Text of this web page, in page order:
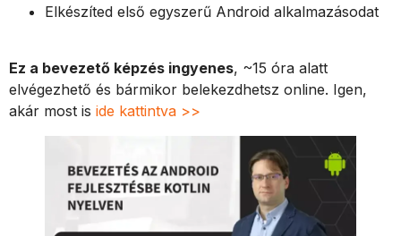
Elkészíted első egyszerű Android alkalmazásodat
Ez a bevezető képzés ingyenes, ~15 óra alatt
elvégezhető és bármikor belekezdhetsz online. Igen,
akár most is ide kattintva >>